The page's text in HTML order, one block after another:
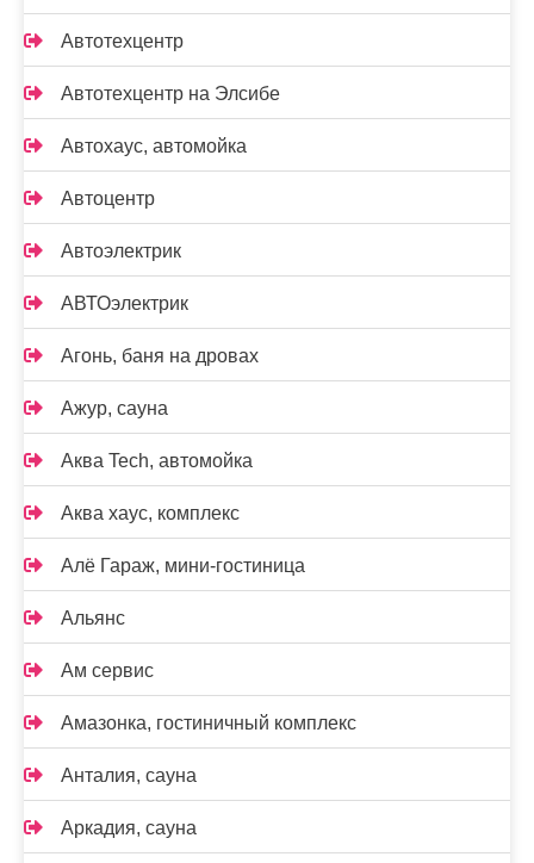
Автотехцентр
Автотехцентр на Элсибе
Автохаус, автомойка
Автоцентр
Автоэлектрик
АВТОэлектрик
Агонь, баня на дровах
Ажур, сауна
Аква Tech, автомойка
Аква хаус, комплекс
Алё Гараж, мини-гостиница
Альянс
Ам сервис
Амазонка, гостиничный комплекс
Анталия, сауна
Аркадия, сауна